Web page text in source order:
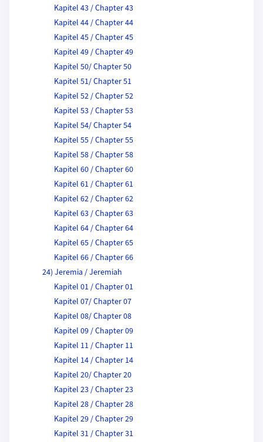
Kapitel 43 / Chapter 43
Kapitel 44 / Chapter 44
Kapitel 45 / Chapter 45
Kapitel 49 / Chapter 49
Kapitel 50/ Chapter 50
Kapitel 51/ Chapter 51
Kapitel 52 / Chapter 52
Kapitel 53 / Chapter 53
Kapitel 54/ Chapter 54
Kapitel 55 / Chapter 55
Kapitel 58 / Chapter 58
Kapitel 60 / Chapter 60
Kapitel 61 / Chapter 61
Kapitel 62 / Chapter 62
Kapitel 63 / Chapter 63
Kapitel 64 / Chapter 64
Kapitel 65 / Chapter 65
Kapitel 66 / Chapter 66
24) Jeremia / Jeremiah
Kapitel 01 / Chapter 01
Kapitel 07/ Chapter 07
Kapitel 08/ Chapter 08
Kapitel 09 / Chapter 09
Kapitel 11 / Chapter 11
Kapitel 14 / Chapter 14
Kapitel 20/ Chapter 20
Kapitel 23 / Chapter 23
Kapitel 28 / Chapter 28
Kapitel 29 / Chapter 29
Kapitel 31 / Chapter 31